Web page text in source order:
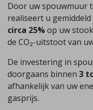
Door uw spouwmuur
realiseert u gemiddeld
circa 25%op uw
de CO₂-uitstoot van
De investering in
doorgaans binnen 3
afhankelijk van uw
gasprijs.